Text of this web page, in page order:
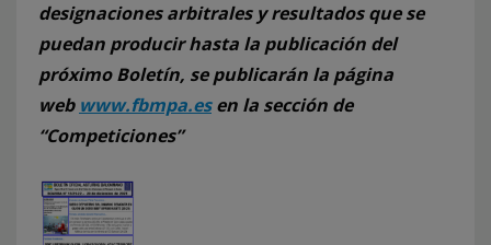
designaciones arbitrales y resultados que se
puedan producir hasta la publicación del
próximo Boletín, se publicarán la página
web www.fbmpa.esen la sección de
“Competiciones”